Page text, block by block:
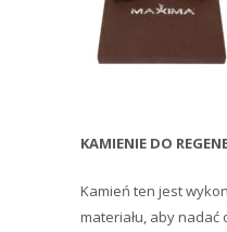
KAMIENIE DO
Kamień ten jest
materiału, aby